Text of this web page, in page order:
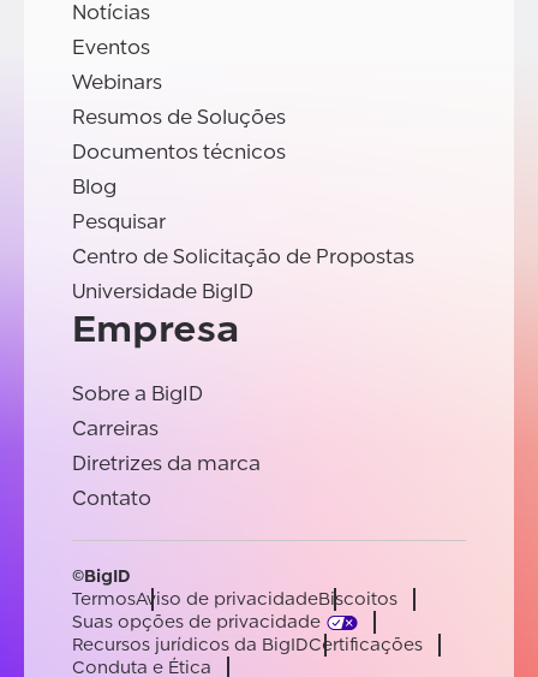
Notícias
Eventos
Webinars
Resumos de Soluções
Documentos técnicos
Blog
Pesquisar
Centro de Solicitação de Propostas
Universidade BigID
Empresa
Sobre a BigID
Carreiras
Diretrizes da marca
Contato
©BigID
TermosAviso de privacidadeBiscoitos
Suas opções de privacidade
Recursos jurídicos da BigIDCertificações
Conduta e Ética